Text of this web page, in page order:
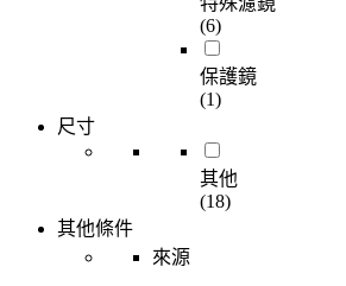
(6)
保護鏡
(1)
尺寸
其他
(18)
其他條件
來源